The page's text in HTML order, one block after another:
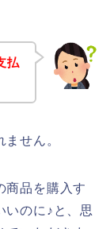
払
せん。
商品を購入す
いのに♪と、思